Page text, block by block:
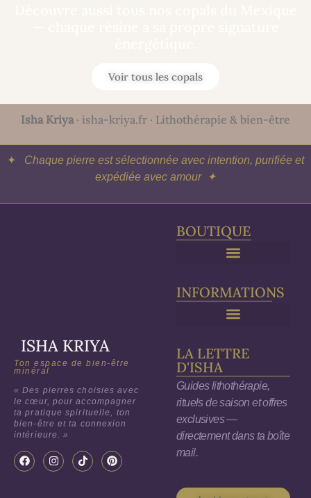
Voir tous les copals
Isha Kriya · isha-kriya.fr · Lithothérapie & bien-être
✦ Chaque pierre est sélectionnée avec intention, purifiée et
expédiée avec amour ✦
ISHA KRIYA
Ton espace de bien-être
minéral
« Des pierres choisies avec
le cœur, pour accompagner
ta pratique spirituelle, ton
bien-être et ta connexion
intérieure. »
BOUTIQUE
INFORMATIONS
LA LETTRE
D'ISHA
Guides lithothérapie,
rituels de saison et offres
exclusives —
directement dans ta boîte
mail.